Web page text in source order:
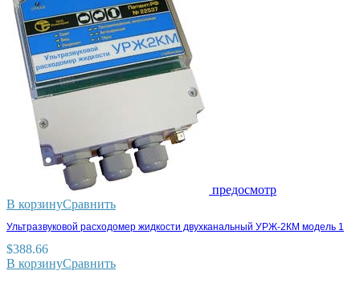
предосмотр
В корзинуСравнить
Ультразвуковой расходомер жидкости двухканальный УРЖ-2КМ модель 1
$388.66
В корзинуСравнить